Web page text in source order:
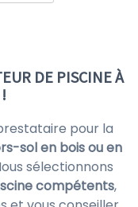
DE PISCINE À
pour la
sol en bois ou en
sélectionnons
compétents,